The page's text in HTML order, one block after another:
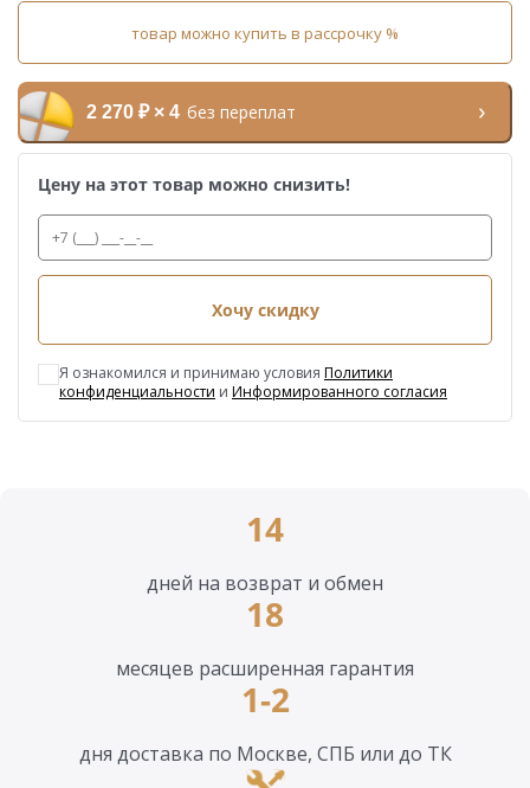
товар можно купить в рассрочку %
2 270 ₽ × 4 без переплат
Цену на этот товар можно снизить!
Хочу скидку
Я ознакомился и принимаю условия Политики
конфиденциальности и Информированного согласия
14
дней на возврат и обмен
18
месяцев расширенная гарантия
1-2
дня доставка по Москве, СПБ или до ТК